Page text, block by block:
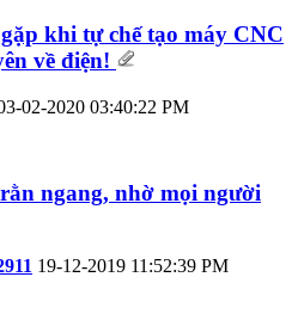
khi tự chế tạo máy CNC
về điện!
02-2020 03:40:22 PM
ngang, nhờ mọi người
19-12-2019 11:52:39 PM